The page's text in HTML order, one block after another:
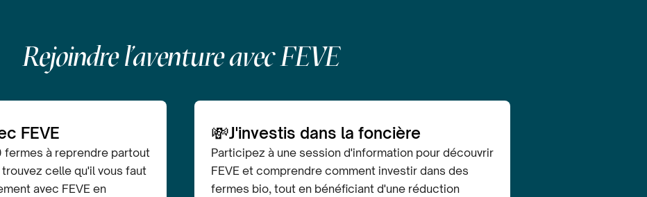
Rejoindre l'aventure avec FEVE
FEVE
à reprendre partout
celle qu'il vous faut
avec FEVE en
💸J'investis dans la foncière
Participez à une session d'information pour découvrir
FEVE et comprendre comment investir dans des
fermes bio, tout en bénéficiant d'une réduction